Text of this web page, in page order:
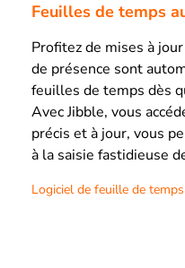
Feuilles de temps
Profitez de mises à
de présence sont
feuilles de temps dès
Avec Jibble, vous
précis et à jour, vous
à la saisie fastidieuse
Logiciel de feuille de temps